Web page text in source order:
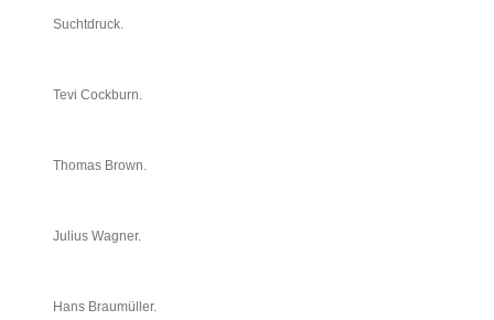
Suchtdruck.
Tevi Cockburn.
Thomas Brown.
Julius Wagner.
Hans Braumüller.